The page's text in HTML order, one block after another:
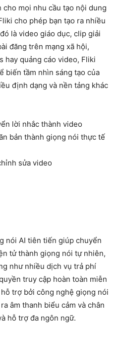
mọi nhu cầu tạo nội dung
cho phép bạn tạo ra nhiều
là video giáo dục, clip giải
đăng trên mạng xã hội,
hay quảng cáo video, Fliki
biến tầm nhìn sáng tạo của
định dạng và nền tảng khác
lời nhắc thành video
bản thành giọng nói thực tế
sửa video
nói AI tiên tiến giúp chuyển
tử thành giọng nói tự nhiên,
như nhiều dịch vụ trả phí
truy cập hoàn toàn miễn
trợ bởi công nghệ giọng nói
âm thanh biểu cảm và chân
hỗ trợ đa ngôn ngữ.